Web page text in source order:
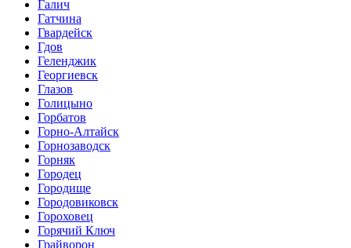
Галич
Гатчина
Гвардейск
Гдов
Геленджик
Георгиевск
Глазов
Голицыно
Горбатов
Горно-Алтайск
Горнозаводск
Горняк
Городец
Городище
Городовиковск
Гороховец
Горячий Ключ
Грайворон